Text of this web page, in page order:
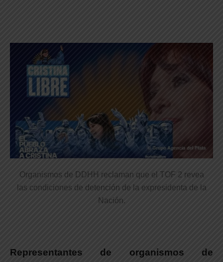
Organismos de DDHH reclaman que el TOF 2 revea
las condiciones de detención de la expresidenta de la
Nación.
Representantes de organismos de